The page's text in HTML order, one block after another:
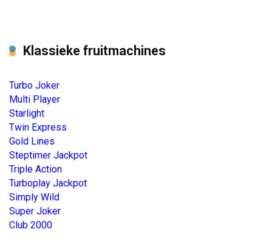
Klassieke fruitmachines
Turbo Joker
Multi Player
Starlight
Twin Express
Gold Lines
Steptimer Jackpot
Triple Action
Turboplay Jackpot
Simply Wild
Super Joker
Club 2000